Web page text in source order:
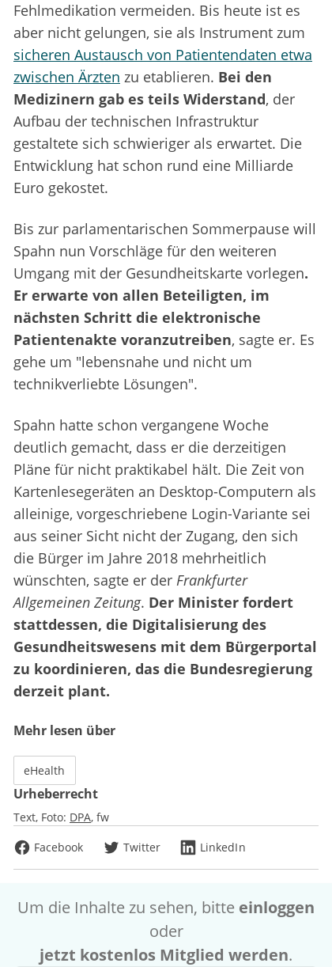
Fehlmedikation vermeiden. Bis heute ist es
aber nicht gelungen, sie als Instrument zum
sicheren Austausch von Patientendaten etwa
zwischen Ärzten zu etablieren. Bei den
Medizinern gab es teils Widerstand, der
Aufbau der technischen Infrastruktur
gestaltete sich schwieriger als erwartet. Die
Entwicklung hat schon rund eine Milliarde
Euro gekostet.
Bis zur parlamentarischen Sommerpause will
Spahn nun Vorschläge für den weiteren
Umgang mit der Gesundheitskarte vorlegen.
Er erwarte von allen Beteiligten, im
nächsten Schritt die elektronische
Patientenakte voranzutreiben, sagte er. Es
gehe um "lebensnahe und nicht um
technikverliebte Lösungen".
Spahn hatte schon vergangene Woche
deutlich gemacht, dass er die derzeitigen
Pläne für nicht praktikabel hält. Die Zeit von
Kartenlesegeräten an Desktop-Computern als
alleinige, vorgeschriebene Login-Variante sei
aus seiner Sicht nicht der Zugang, den sich
die Bürger im Jahre 2018 mehrheitlich
wünschten, sagte er der Frankfurter
Allgemeinen Zeitung. Der Minister fordert
stattdessen, die Digitalisierung des
Gesundheitswesens mit dem Bürgerportal
zu koordinieren, das die Bundesregierung
derzeit plant.
Mehr lesen über
eHealth
Urheberrecht
Text, Foto: DPA fw
Facebook
Twitter LinkedIn
Um die Inhalte zu sehen, bitte einloggen
oder
jetzt kostenlos Mitglied werden.